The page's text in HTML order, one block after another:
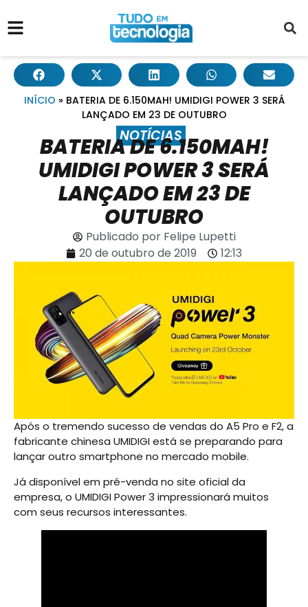
INÍCIO » BATERIA DE 6.150MAH! UMIDIGI POWER 3 SERÁ
LANÇADO EM 23 DE OUTUBRO
NOTÍCIAS
BATERIA DE 6.150MAH!
UMIDIGI POWER 3 SERÁ
LANÇADO EM 23 DE
OUTUBRO
Publicado porFelipe Lupetti
20 de outubro de 2019
12:13
Após o tremendo sucesso de vendas do A5 Pro e F2, a
fabricante chinesa UMIDIGI está se preparando para
lançar outro smartphone no mercado mobile.
Já disponível em pré-venda no site oficial da
empresa, o UMIDIGI Power 3 impressionará muitos
com seus recursos interessantes.